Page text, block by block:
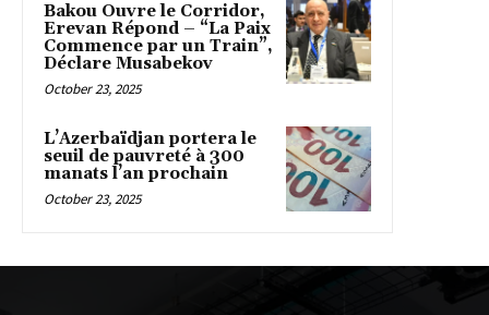
Bakou Ouvre le Corridor,
Erevan Répond – “La Paix
Commence par un Train”,
Déclare Musabekov
October 23, 2025
L’Azerbaïdjan portera le
seuil de pauvreté à 300
manats l’an prochain
October 23, 2025